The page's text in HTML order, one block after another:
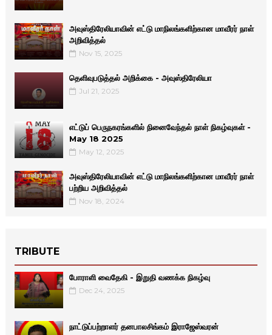
அவுஸ்திரேலியாவின் எட்டு மாநிலங்களிற்கான மாவீரர் நாள்
அறிவித்தல்
Nov 15, 2025
தெளிவுபடுத்தல் அறிக்கை - அவுஸ்திரேலியா
Jul 21, 2025
எட்டுப் பெருநகரங்களில் நினைவேந்தல் நாள் நிகழ்வுகள் -
May 18 2025
May 12, 2025
அவுஸ்திரேலியாவின் எட்டு மாநிலங்களிற்கான மாவீரர் நாள்
பற்றிய அறிவித்தல்
Nov 18, 2024
TRIBUTE
போராளி வைதேகி - இறுதி வணக்க நிகழ்வு
Dec 24, 2025
நாட்டுப்பற்றாளர் தனபாலசிங்கம் இராஜேஸ்வரன்